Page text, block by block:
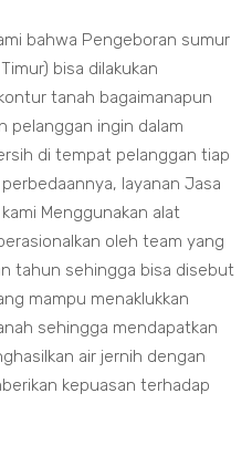
bahwa Pengeboran sumur
bisa dilakukan
tanah bagaimanapun
pelanggan ingin dalam
di tempat pelanggan tiap
layanan Jasa
Menggunakan alat
oleh team yang
tahun sehingga bisa disebut
mampu menaklukkan
sehingga mendapatkan
air jernih dengan
kepuasan terhadap